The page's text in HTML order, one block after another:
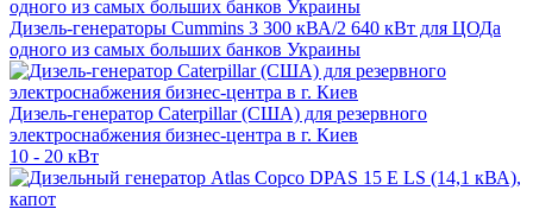
Дизель-генераторы Cummins 3 300 кВА/2 640 кВт для ЦОДа
одного из самых больших банков Украины
Дизель-генератор Caterpillar (США) для резервного
электроснабжения бизнес-центра в г. Киев
10 - 20 кВт